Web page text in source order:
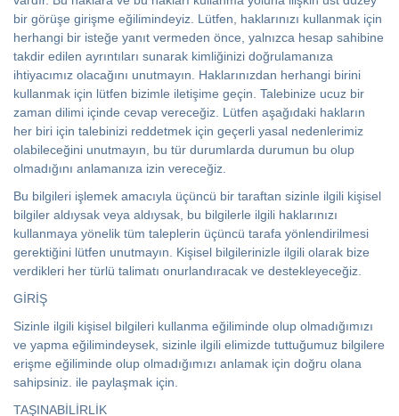
bir görüşe girişme eğilimindeyiz. Lütfen, haklarınızı kullanmak için
herhangi bir isteğe yanıt vermeden önce, yalnızca hesap sahibine
takdir edilen ayrıntıları sunarak kimliğinizi doğrulamanıza
ihtiyacımız olacağını unutmayın. Haklarınızdan herhangi birini
kullanmak için lütfen bizimle iletişime geçin. Talebinize ucuz bir
zaman dilimi içinde cevap vereceğiz. Lütfen aşağıdaki hakların
her biri için talebinizi reddetmek için geçerli yasal nedenlerimiz
olabileceğini unutmayın, bu tür durumlarda durumun bu olup
olmadığını anlamanıza izin vereceğiz.
Bu bilgileri işlemek amacıyla üçüncü bir taraftan sizinle ilgili kişisel
bilgiler aldıysak veya aldıysak, bu bilgilerle ilgili haklarınızı
kullanmaya yönelik tüm taleplerin üçüncü tarafa yönlendirilmesi
gerektiğini lütfen unutmayın. Kişisel bilgilerinizle ilgili olarak bize
verdikleri her türlü talimatı onurlandıracak ve destekleyeceğiz.
GİRİŞ
Sizinle ilgili kişisel bilgileri kullanma eğiliminde olup olmadığımızı
ve yapma eğilimindeysek, sizinle ilgili elimizde tuttuğumuz bilgilere
erişme eğiliminde olup olmadığımızı anlamak için doğru olana
sahipsiniz. ile paylaşmak için.
TAŞINABİLİRLİK